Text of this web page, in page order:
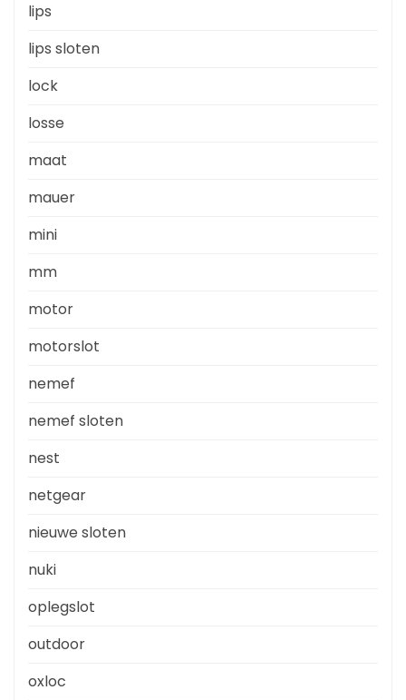
lips
lips sloten
lock
losse
maat
mauer
mini
mm
motor
motorslot
nemef
nemef sloten
nest
netgear
nieuwe sloten
nuki
oplegslot
outdoor
oxloc